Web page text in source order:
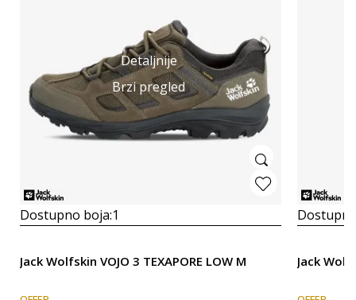
Detaljnije
Brzi pregled
Dostupno boja:1
Jack Wolfskin VOJO 3 TEXAPORE LOW M Jack